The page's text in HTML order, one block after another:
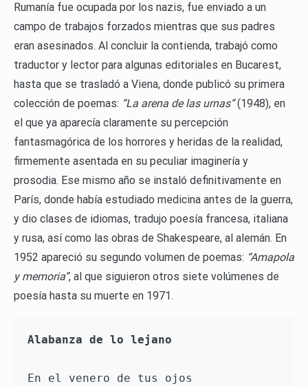
Rumanía fue ocupada por los nazis, fue enviado a un
campo de trabajos forzados mientras que sus padres
eran asesinados. Al concluir la contienda, trabajó como
traductor y lector para algunas editoriales en Bucarest,
hasta que se trasladó a Viena, donde publicó su primera
colección de poemas: “La arena de las urnas”(1948), en
el que ya aparecía claramente su percepción
fantasmagórica de los horrores y heridas de la realidad,
firmemente asentada en su peculiar imaginería y
prosodia. Ese mismo año se instaló definitivamente en
París, donde había estudiado medicina antes de la guerra,
y dio clases de idiomas, tradujo poesía francesa, italiana
y rusa, así como las obras de Shakespeare, al alemán. En
1952 apareció su segundo volumen de poemas: “Amapola
y memoria”, al que siguieron otros siete volúmenes de
poesía hasta su muerte en 1971.
Alabanza de lo lejano
En el venero de tus ojos